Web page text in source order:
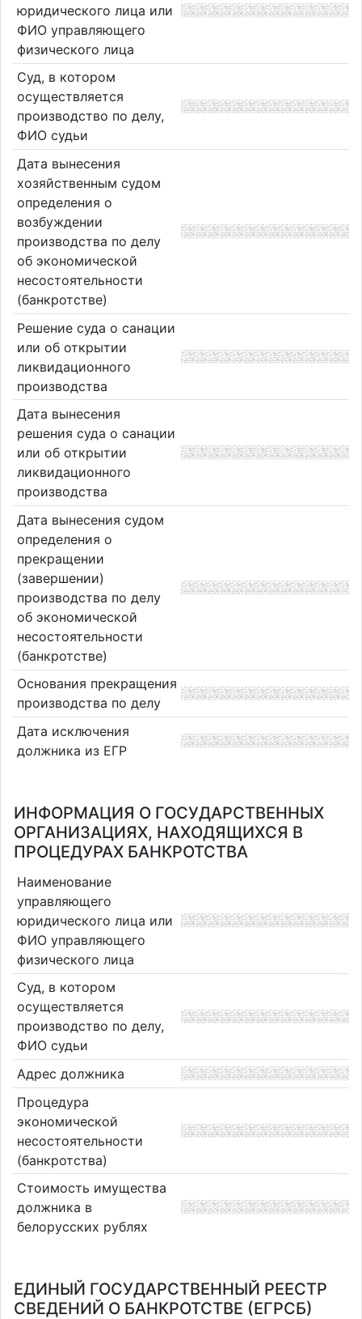
юридического лица или
ФИО управляющего
физического лица
Суд, в котором
осуществляется
производство по делу,
ФИО судьи
Дата вынесения
хозяйственным судом
определения о
возбуждении
производства по делу
об экономической
несостоятельности
(банкротстве)
Решение суда о санации
или об открытии
ликвидационного
производства
Дата вынесения
решения суда о санации
или об открытии
ликвидационного
производства
Дата вынесения судом
определения о
прекращении
(завершении)
производства по делу
об экономической
несостоятельности
(банкротстве)
Основания прекращения
производства по делу
Дата исключения
должника из ЕГР
ИНФОРМАЦИЯ О ГОСУДАРСТВЕННЫХ
ОРГАНИЗАЦИЯХ, НАХОДЯЩИХСЯ В
ПРОЦЕДУРАХ БАНКРОТСТВА
Наименование
управляющего
юридического лица или
ФИО управляющего
физического лица
Суд, в котором
осуществляется
производство по делу,
ФИО судьи
Адрес должника
Процедура
экономической
несостоятельности
(банкротства)
Стоимость имущества
должника в
белорусских рублях
ЕДИНЫЙ ГОСУДАРСТВЕННЫЙ РЕЕСТР
СВЕДЕНИЙ О БАНКРОТСТВЕ (ЕГРСБ)